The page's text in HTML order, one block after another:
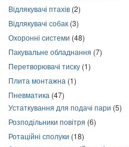
Відлякувачі птахів (2)
Відлякувачі собак (3)
Охоронні системи (48)
Пакувальне обладнання (7)
Перетворювачі тиску (1)
Плита монтажна (1)
Пневматика (47)
Устаткування для подачі пари (5)
Розподільники повітря (6)
Ротаційні сполуки (18)